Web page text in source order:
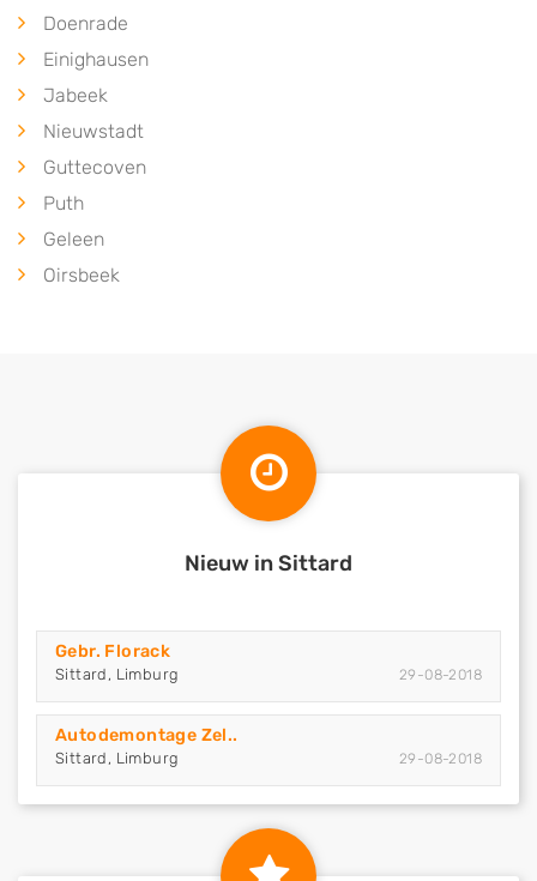
Doenrade
Einighausen
Jabeek
Nieuwstadt
Guttecoven
Puth
Geleen
Oirsbeek
Nieuw in Sittard
Gebr. Florack
Sittard, Limburg 29-08-2018
Autodemontage Zel..
Sittard, Limburg 29-08-2018